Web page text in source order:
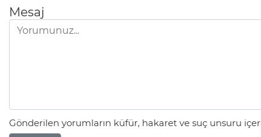
Mesaj
Gönderilen yorumların küfür, hakaret ve suç unsuru